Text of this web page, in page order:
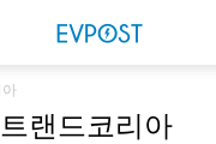
랜드코리아